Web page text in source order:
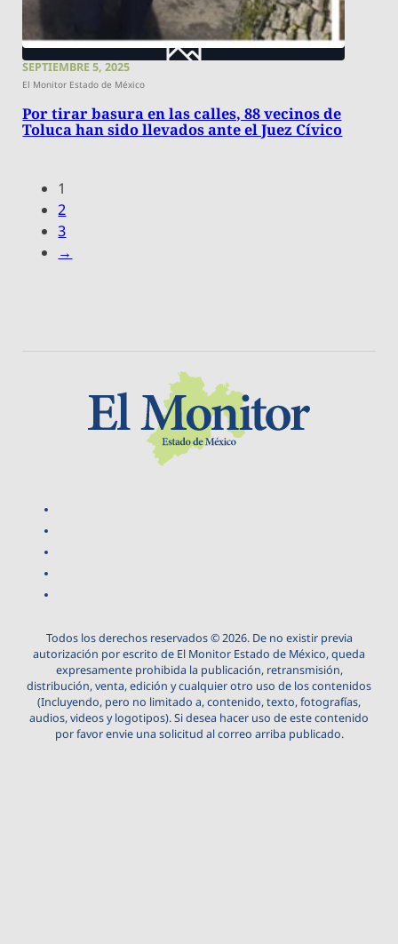
SEPTIEMBRE 5, 2025
El Monitor Estado de México
Por tirar basura en las calles, 88 vecinos de
Toluca han sido llevados ante el Juez Cívico
1
2
3
→
Todos los derechos reservados © 2026. De no existir previa
autorización por escrito de El Monitor Estado de México, queda
expresamente prohibida la publicación, retransmisión,
distribución, venta, edición y cualquier otro uso de los contenidos
(Incluyendo, pero no limitado a, contenido, texto, fotografías,
audios, videos y logotipos). Si desea hacer uso de este contenido
por favor envie una solicitud al correo arriba publicado.